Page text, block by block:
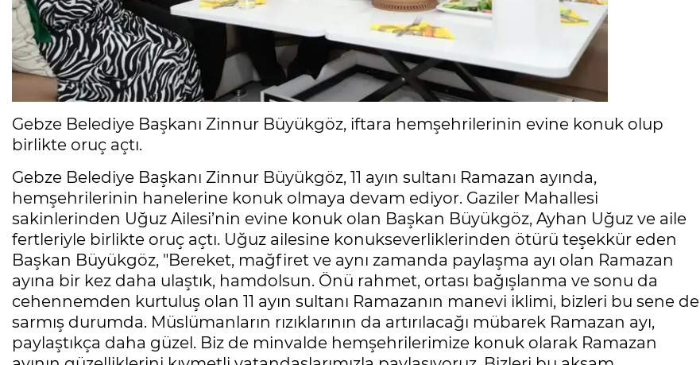
Gebze Belediye Başkanı Zinnur Büyükgöz, iftara hemşehrilerinin evine konuk olup
birlikte oruç açtı.
Gebze Belediye Başkanı Zinnur Büyükgöz, 11 ayın sultanı Ramazan ayında,
hemşehrilerinin hanelerine konuk olmaya devam ediyor. Gaziler Mahallesi
sakinlerinden Uğuz Ailesi’nin evine konuk olan Başkan Büyükgöz, Ayhan Uğuz ve aile
fertleriyle birlikte oruç açtı. Uğuz ailesine konukseverliklerinden ötürü teşekkür eden
Başkan Büyükgöz, "Bereket, mağfiret ve aynı zamanda paylaşma ayı olan Ramazan
ayına bir kez daha ulaştık, hamdolsun. Önü rahmet, ortası bağışlanma ve sonu da
cehennemden kurtuluş olan 11 ayın sultanı Ramazanın manevi iklimi, bizleri bu sene de
sarmış durumda. Müslümanların rızıklarının da artırılacağı mübarek Ramazan ayı,
paylaştıkça daha güzel. Biz de minvalde hemşehrilerimize konuk olarak Ramazan